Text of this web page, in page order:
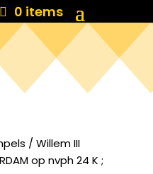
0 items
/Willem III
op nvph 24 K ;